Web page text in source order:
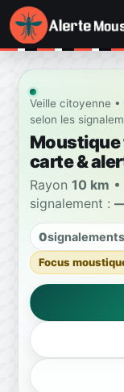
Veille citoyenne
selon les
Moustique
carte &
Rayon 10 km
signalement :
0signalements
Focus